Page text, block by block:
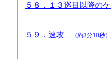
５８．１３巡目以降の
５９．速攻 （約3分10秒）